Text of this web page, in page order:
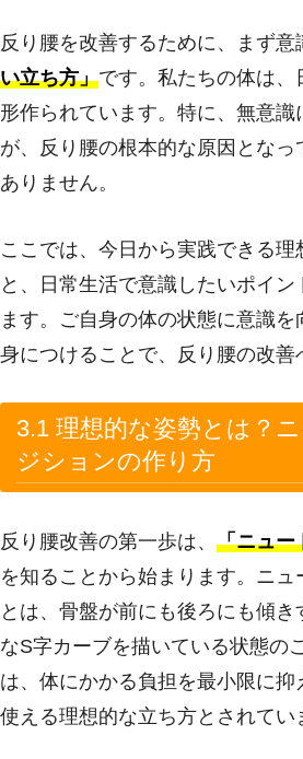
反り腰を改善するために、まず意
い立ち方」です。私たちの体は、
形作られています。特に、無意
が、反り腰の根本的な原因となっ
ありません。
ここでは、今日から実践できる
と、日常生活で意識したいポイン
ます。ご自身の体の状態に意識
身につけることで、反り腰の改善
3.1 理想的な姿勢とは？
ジションの作り方
反り腰改善の第一歩は、 「ニュー
を知ることから始まります。ニ
とは、骨盤が前にも後ろにも傾
なS字カーブを描いている状態の
は、体にかかる負担を最小限に抑
使える理想的な立ち方とされてい